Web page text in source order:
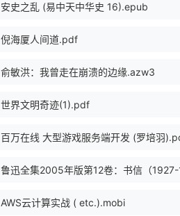
安史之乱 (易中天中华史 16).epub
倪海厦人间道.pdf
俞敏洪：我曾走在崩溃的边缘.azw3
世界文明奇迹(1).pdf
百万在线 大型游戏服务端开发 (罗培羽
鲁迅全集2005年版第12卷：书信（
AWS云计算实战 ( etc.).mobi